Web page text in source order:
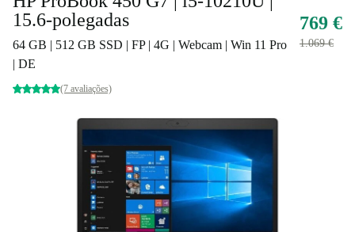
15.6-polegadas
64 GB | 512 GB SSD | FP | 4G | Webcam | Win 11 Pro
| DE
(7 avaliações)
769 €
1.069 €